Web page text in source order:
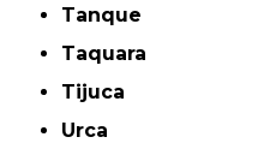
Tanque
Taquara
Tijuca
Urca